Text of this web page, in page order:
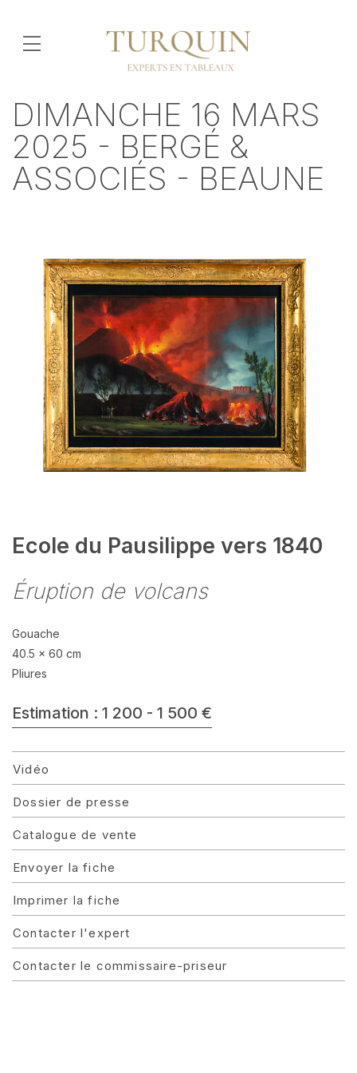
DIMANCHE 16 MARS
2025 - BERGÉ &
ASSOCIÉS - BEAUNE
Ecole du Pausilippe vers 1840
Éruption de volcans
Gouache
40.5 x 60 cm
Pliures
Estimation : 1 200 - 1 500 €
Vidéo
Dossier de presse
Catalogue de vente
Envoyer la fiche
Imprimer la fiche
Contacter l'expert
Contacter le commissaire-priseur